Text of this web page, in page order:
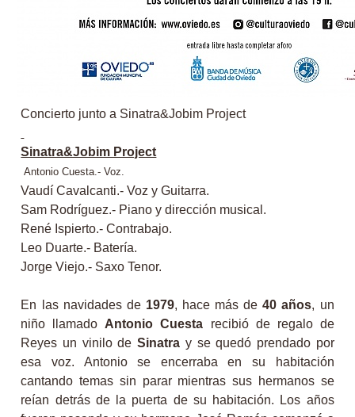
Concierto junto a Sinatra&Jobim Project
Sinatra&Jobim Project
Antonio Cuesta.- Voz.
Vaudí Cavalcanti.- Voz y Guitarra.
Sam Rodríguez.- Piano y dirección musical.
René Ispierto.- Contrabajo.
Leo Duarte.- Batería.
Jorge Viejo.- Saxo Tenor.
En las navidades de 1979, hace más de40 años, un
niño llamado Antonio Cuesta recibió de regalo de
Reyes un vinilo deSinatra y se quedó prendado por
esa voz. Antonio se encerraba en su habitación
cantando temas sin parar mientras sus hermanos se
reían detrás de la puerta de su habitación. Los años